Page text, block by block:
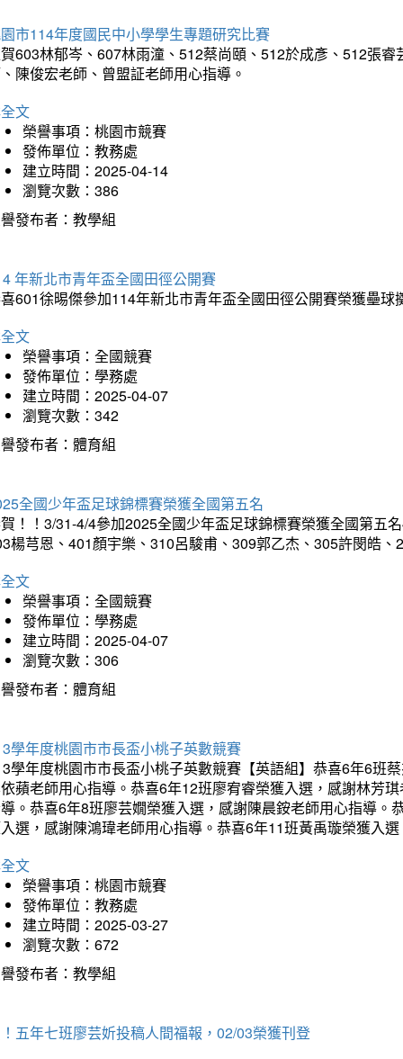
市114年度國民中小學學生專題研究比賽
603林郁岑、607林雨潼、512蔡尚頤、512於成彥、512張
陳俊宏老師、曾盟証老師用心指導。
文
榮譽事項：桃園市競賽
發佈單位：教務處
建立時間：2025-04-14
瀏覽次數：386
發布者：教學組
年新北市青年盃全國田徑公開賽
601徐晹傑參加114年新北市青年盃全國田徑公開賽榮獲壘
文
榮譽事項：全國競賽
發佈單位：學務處
建立時間：2025-04-07
瀏覽次數：342
發布者：體育組
全國少年盃足球錦標賽榮獲全國第五名
！！3/31-4/4參加2025全國少年盃足球錦標賽榮獲全國第五
楊芎恩、401顏宇樂、310呂駿甫、309郭乙杰、305許閔皓
文
榮譽事項：全國競賽
發佈單位：學務處
建立時間：2025-04-07
瀏覽次數：306
發布者：體育組
學年度桃園市市長盃小桃子英數競賽
學年度桃園市市長盃小桃子英數競賽【英語組】恭喜6年6班
蘋老師用心指導。恭喜6年12班廖宥睿榮獲入選，感謝林芳
。恭喜6年8班廖芸嫺榮獲入選，感謝陳晨銨老師用心指導
選，感謝陳鴻瑋老師用心指導。恭喜6年11班黃禹璇榮獲入
文
榮譽事項：桃園市競賽
發佈單位：教務處
建立時間：2025-03-27
瀏覽次數：672
發布者：教學組
五年七班廖芸妡投稿人間福報，02/03榮獲刊登